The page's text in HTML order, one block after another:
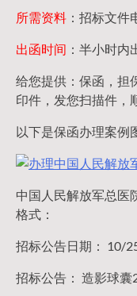
所需资料 ：招标文
出函时间 ：半小时内
给您提供：保函，担
印件，发您扫描件，
以下是保函办理案例
中国人民解放军总医
格式：
招标公告日期： 10/
招标公告： 造影球囊